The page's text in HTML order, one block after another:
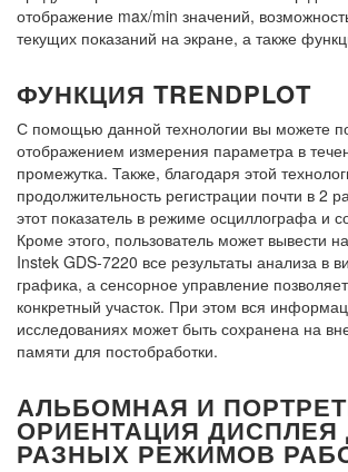
отображение max/min значений,
текущих показаний на экране, а также
ФУНКЦИЯ TRENDPLOT
С помощью данной технологии вы можете
отображением измерения параметра в
промежутка. Также, благодаря этой
продолжительность регистрации почти в 2
этот показатель в режиме осциллографа и
Кроме этого, пользователь может вывести
Instek GDS-7220 все результаты анализа в
графика, а сенсорное управление
конкретный участок. При этом вся
исследованиях может быть сохранена на
памяти для постобработки.
АЛЬБОМНАЯ И
ОРИЕНТАЦИЯ ДИСПЛЕЯ
РАЗНЫХ РЕЖИМОВ